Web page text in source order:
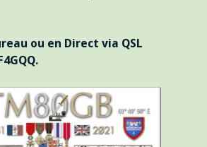
ou en Direct via QSL